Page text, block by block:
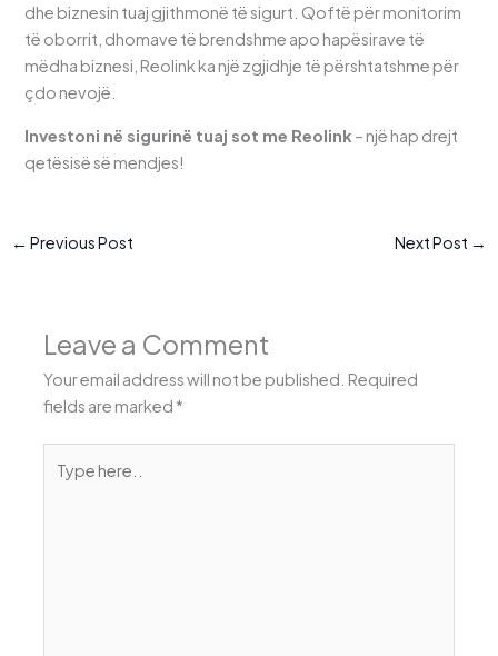
dhe biznesin tuaj gjithmonë të sigurt. Qoftë për monitorim
të oborrit, dhomave të brendshme apo hapësirave të
mëdha biznesi, Reolink ka një zgjidhje të përshtatshme për
çdo nevojë.
Investoni në sigurinë tuaj sot me Reolink – një hap drejt
qetësisë së mendjes!
← Previous Post Next Post →
Leave a Comment
Your email address will not be published. Required
fields are marked *
here..